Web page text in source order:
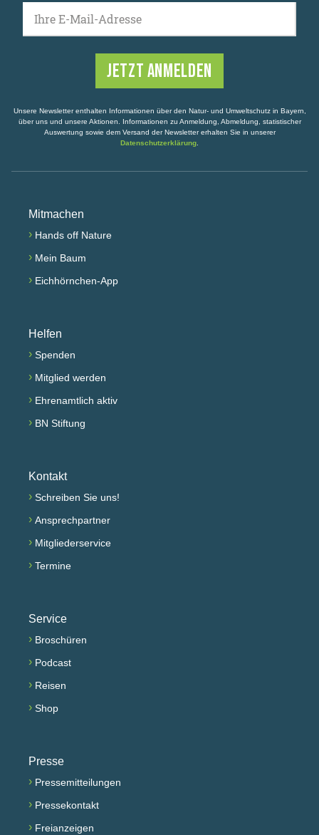
Ihre E-Mail-Adresse
Unsere Newsletter enthalten Informationen über den Natur- und Umweltschutz in Bayern,
über uns und unsere Aktionen. Informationen zu Anmeldung, Abmeldung, statistischer
Auswertung sowie dem Versand der Newsletter erhalten Sie in unserer
Datenschutzerklärung
Mitmachen
› Hands off Nature
› Mein Baum
› Eichhörnchen-App
Helfen
› Spenden
› Mitglied werden
› Ehrenamtlich aktiv
› BN Stiftung
Kontakt
› Schreiben Sie uns!
› Ansprechpartner
› Mitgliederservice
› Termine
Service
› Broschüren
› Podcast
› Reisen
› Shop
Presse
› Pressemitteilungen
› Pressekontakt
› Freianzeigen